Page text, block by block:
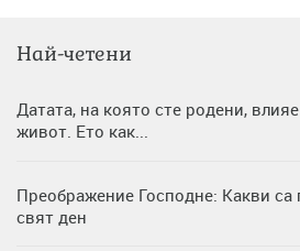
Най-четени
Датата, на която сте родени,
живот. Ето как...
Преображение Господне: Какви са
свят ден